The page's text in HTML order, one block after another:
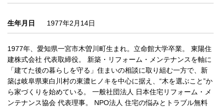
生年月日 1977年2月14日
1977年、愛知県一宮市木曽川町生まれ。立命館大学卒業。 東陽住
建株式会社 代表取締役。 新築・リフォーム・メンテナンスを軸に
「建てた後の暮らしを守る」住まいの相談に取り組む一方で、新
築は岐阜県東白川村の東濃ヒノキを中心に据え、“木を選ぶこと”か
ら家づくりを始めている。 一般社団法人 日本住宅リフォーム・メ
ンテナンス協会 代表理事。 NPO法人 住宅の悩みとトラブル無料